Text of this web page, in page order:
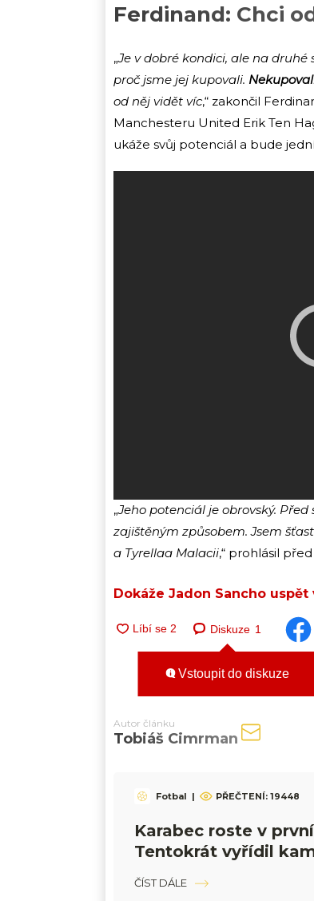
Ferdinand: Chci
„Je v dobré kondici, ale na
proč jsme jej kupovali.
od něj vidět víc,“ zakončil
Manchesteru United Erik Ten
ukáže svůj potenciál a bude
„Jeho potenciál je obrovský.
zajištěným způsobem. Jsem
a Tyrellaa Malacii,“ prohlásil
Dokáže Jadon Sancho
Diskuze 1
Vstoupit do diskuze
Autor článku
Tobiáš Cimrman
Fotbal | PŘEČTENÍ: 19448
Karabec roste v
Tentokrát vyřídil
ČÍST DÁLE